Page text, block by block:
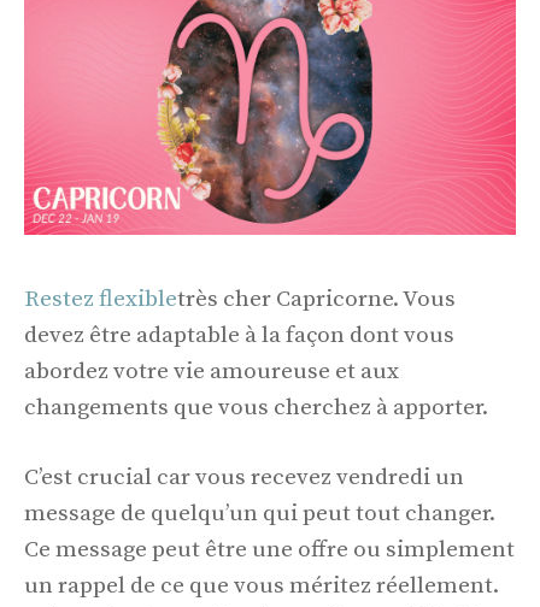
Restez flexibletrès cher Capricorne. Vous
devez être adaptable à la façon dont vous
abordez votre vie amoureuse et aux
changements que vous cherchez à apporter.
C’est crucial car vous recevez vendredi un
message de quelqu’un qui peut tout changer.
Ce message peut être une offre ou simplement
un rappel de ce que vous méritez réellement.